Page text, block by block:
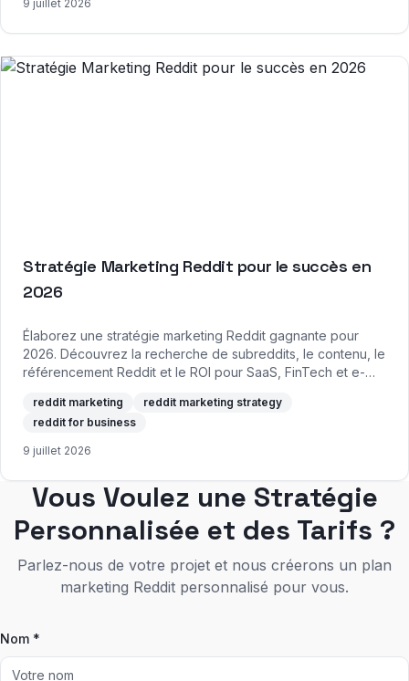
9 juillet 2026
Stratégie Marketing Reddit pour le succès en
2026
Élaborez une stratégie marketing Reddit gagnante pour
2026. Découvrez la recherche de subreddits, le contenu, le
référencement Reddit et le ROI pour SaaS, FinTech et e-
reddit marketing
reddit marketing strategy
reddit for business
9 juillet 2026
Vous Voulez une Stratégie
Personnalisée et des Tarifs ?
Parlez-nous de votre projet et nous créerons un plan
marketing Reddit personnalisé pour vous.
Nom *